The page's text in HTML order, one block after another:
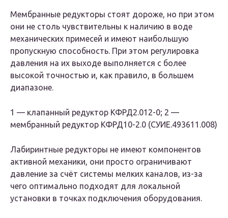
Мембранные редукторы стоят дороже, но при этом
они не столь чувствительны к наличию в воде
механических примесей и имеют наибольшую
пропускную способность. При этом регулировка
давления на их выходе выполняется с более
высокой точностью и, как правило, в большем
диапазоне.
1 — клапанный редуктор КФРД2.012-0; 2 —
мембранный редуктор КФРД10-2.0 (СУИЕ.493611.008)
Лабиринтные редукторы не имеют компонентов
активной механики, они просто ограничивают
давление за счёт системы мелких каналов, из-за
чего оптимально подходят для локальной
установки в точках подключения оборудования.